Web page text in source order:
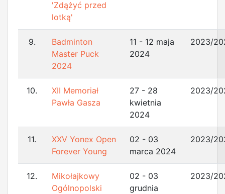
'Zdążyć przed
lotką'
9.
Badminton
Master Puck
2024
11 - 12 maja
2024
2023/
10.
XII Memoriał
Pawła Gasza
27 - 28
kwietnia
2024
2023/
11.
XXV Yonex Open
Forever Young
02 - 03
marca 2024
2023/
12.
Mikołajkowy
Ogólnopolski
02 - 03
grudnia
2023/